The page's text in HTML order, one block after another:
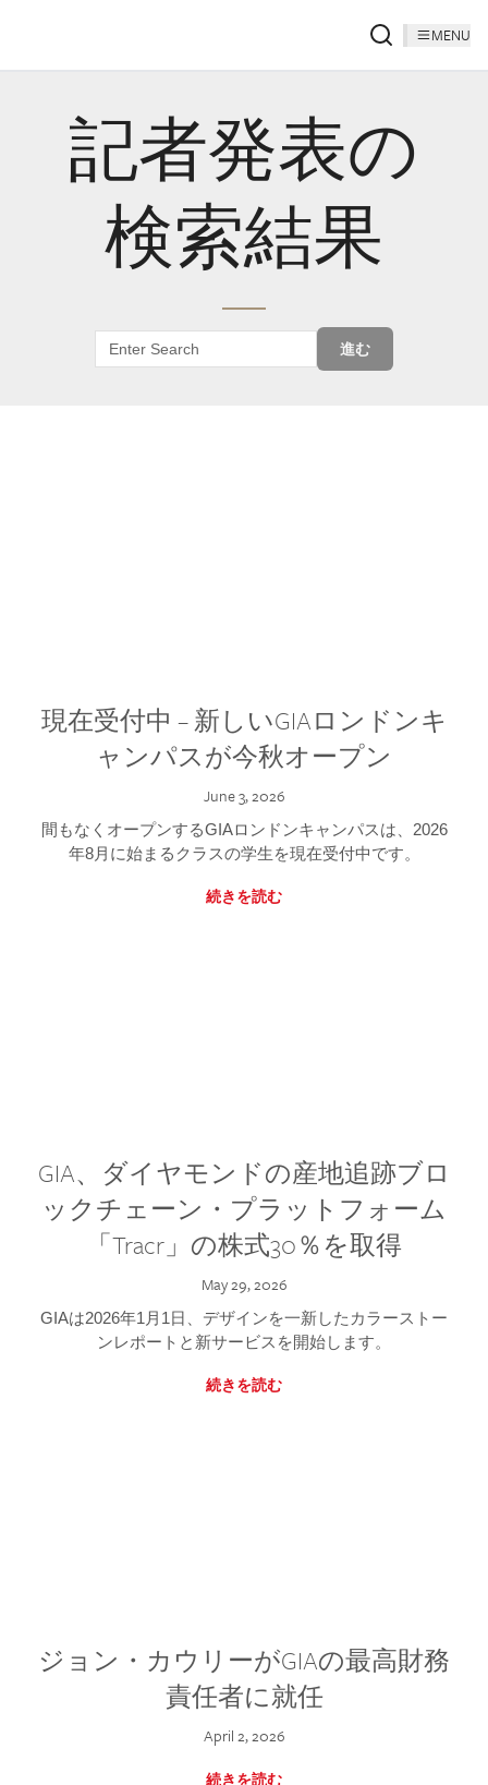
MENU
記者発表の
検索結果
進む
現在受付中 – 新しいGIAロンドンキ
ャンパスが今秋オープン
June 3, 2026
間もなくオープンするGIAロンドンキャンパスは、2026
年8月に始まるクラスの学生を現在受付中です。
続きを読む
GIA、ダイヤモンドの産地追跡ブロ
ックチェーン・プラットフォーム
「Tracr」の株式30％を取得
May 29, 2026
GIAは2026年1月1日、デザインを一新したカラーストー
ンレポートと新サービスを開始します。
続きを読む
ジョン・カウリーがGIAの最高財務
責任者に就任
April 2, 2026
続きを読む